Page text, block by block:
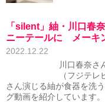
「silent」紬・川口春
ニーテールに メーキ
2022.12.22
川口春奈さ
（フジテ
さん演じる紬が食器を洗
グ動画を紹介しています。